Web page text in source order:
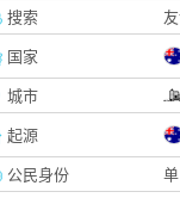
搜索
国家
城市
起源
公民身份
单